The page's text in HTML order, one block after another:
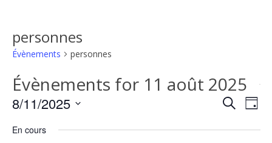
personnes
Évènements personnes
Évènements for 11 août 2025
Recherche
de
Jour
8/11/2025
une
En cours